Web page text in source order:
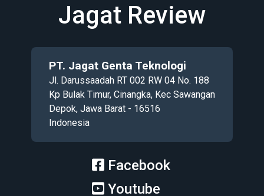
Jagat Review
PT. Jagat Genta Teknologi
Jl. Darussaadah RT 002 RW 04 No. 188
Kp Bulak Timur, Cinangka, Kec Sawangan
Depok, Jawa Barat - 16516
Indonesia
Facebook
Youtube